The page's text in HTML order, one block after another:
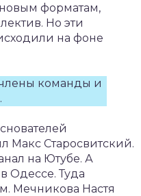
форматам,
Но эти
на фоне
команды и
Макс Старосвитский.
на Ютубе. А
Одессе. Туда
Мечникова Настя